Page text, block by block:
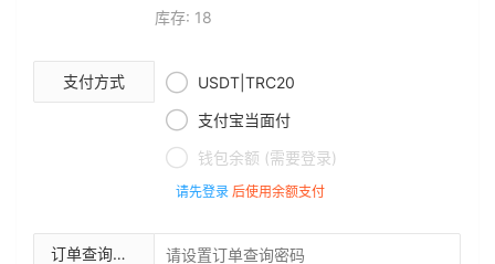
库存: 18
支付方式  USDT|TRC20
 支付宝当面付
 钱包余额 (需要登录)
请先登录 后使用余额支付
订单查询密码